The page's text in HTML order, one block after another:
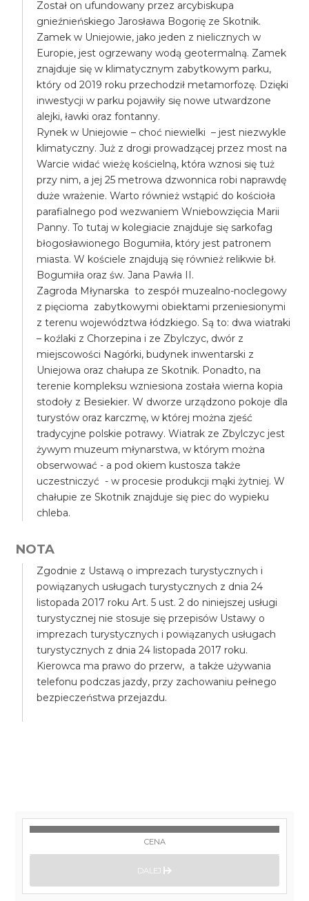
Został on ufundowany przez arcybiskupa
gnieźnieńskiego Jarosława Bogorię ze Skotnik.
Zamek w Uniejowie, jako jeden z nielicznych w
Europie, jest ogrzewany wodą geotermalną. Zamek
znajduje się w klimatycznym zabytkowym parku,
który od 2019 roku przechodził metamorfozę. Dzięki
inwestycji w parku pojawiły się nowe utwardzone
alejki, ławki oraz fontanny.
Rynek w Uniejowie – choć niewielki – jest niezwykle
klimatyczny. Już z drogi prowadzącej przez most na
Warcie widać wieżę kościelną, która wznosi się tuż
przy nim, a jej 25 metrowa dzwonnica robi naprawdę
duże wrażenie. Warto również wstąpić do kościoła
parafialnego pod wezwaniem Wniebowzięcia Marii
Panny. To tutaj w kolegiacie znajduje się sarkofag
błogosławionego Bogumiła, który jest patronem
miasta. W kościele znajdują się również relikwie bł.
Bogumiła oraz św. Jana Pawła II.
Zagroda Młynarska to zespół muzealno-noclegowy
z pięcioma zabytkowymi obiektami przeniesionymi
z terenu województwa łódzkiego. Są to: dwa wiatraki
– koźlaki z Chorzepina i ze Zbylczyc, dwór z
miejscowości Nagórki, budynek inwentarski z
Uniejowa oraz chałupa ze Skotnik. Ponadto, na
terenie kompleksu wzniesiona została wierna kopia
stodoły z Besiekier. W dworze urządzono pokoje dla
turystów oraz karczmę, w której można zjeść
tradycyjne polskie potrawy. Wiatrak ze Zbylczyc jest
żywym muzeum młynarstwa, w którym można
obserwować - a pod okiem kustosza także
uczestniczyć - w procesie produkcji mąki żytniej. W
chałupie ze Skotnik znajduje się piec do wypieku
chleba.
NOTA
Zgodnie z Ustawą o imprezach turystycznych i
powiązanych usługach turystycznych z dnia 24
listopada 2017 roku Art. 5 ust. 2 do niniejszej usługi
turystycznej nie stosuje się przepisów Ustawy o
imprezach turystycznych i powiązanych usługach
turystycznych z dnia 24 listopada 2017 roku.
Kierowca ma prawo do przerw, a także używania
telefonu podczas jazdy, przy zachowaniu pełnego
bezpieczeństwa przejazdu.
CENA
DALEJ